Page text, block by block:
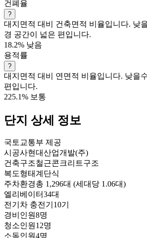
건폐율
?
대지면적 대비 건축면적 비율입니다. 낮
경 공간이 넓은 편입니다.
18.2% 낮음
용적률
?
대지면적 대비 연면적 비율입니다. 낮을
편입니다.
225.1% 보통
단지 상세 정보
국토교통부 제공
시공사현대산업개발(주)
건축구조철근콘크리트구조
복도형태계단식
주차환경총 1,296대 (세대당 1.06대)
엘리베이터34대
전기차 충전기 10기
경비인원8명
청소인원12명
소독인원4명